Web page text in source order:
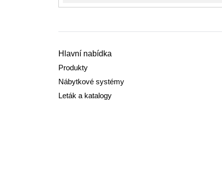
Hlavní nabídka
Produkty
Nábytkové systémy
Leták a katalogy